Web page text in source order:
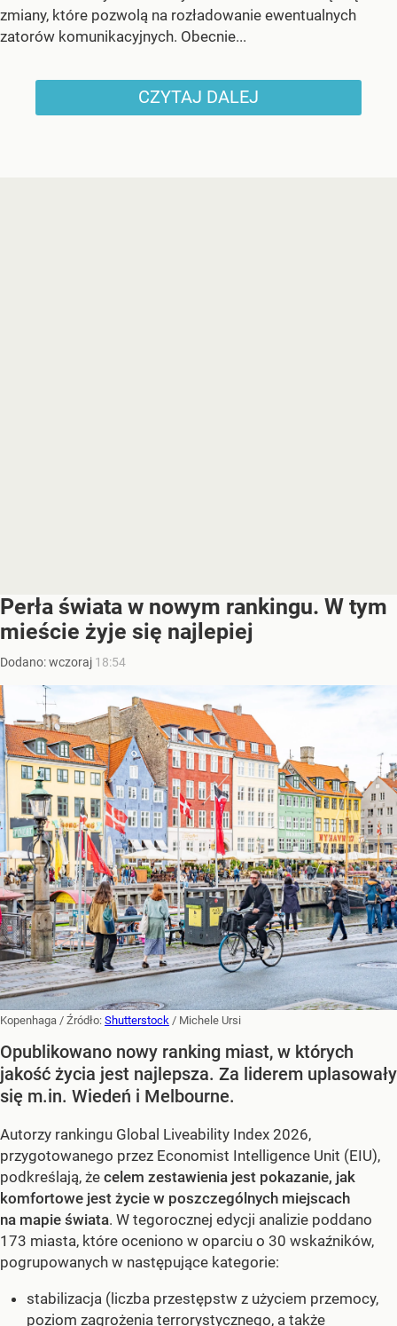
zmiany, które pozwolą na rozładowanie ewentualnych
zatorów komunikacyjnych. Obecnie...
CZYTAJ DALEJ
Perła świata w nowym rankingu. W tym
mieście żyje się najlepiej
Dodano:wczoraj 18:54
Kopenhaga / Źródło: Shutterstock / Michele Ursi
Opublikowano nowy ranking miast, w których
jakość życia jest najlepsza. Za liderem uplasowały
się m.in. Wiedeń i Melbourne.
Autorzy rankingu Global Liveability Index 2026,
przygotowanego przez Economist Intelligence Unit (EIU),
podkreślają, że celem zestawienia jest pokazanie, jak
komfortowe jest życie w poszczególnych miejscach
na mapie świata. W tegorocznej edycji analizie poddano
173 miasta, które oceniono w oparciu o 30 wskaźników,
pogrupowanych w następujące kategorie:
stabilizacja (liczba przestępstw z użyciem przemocy,
poziom zagrożenia terrorystycznego, a także